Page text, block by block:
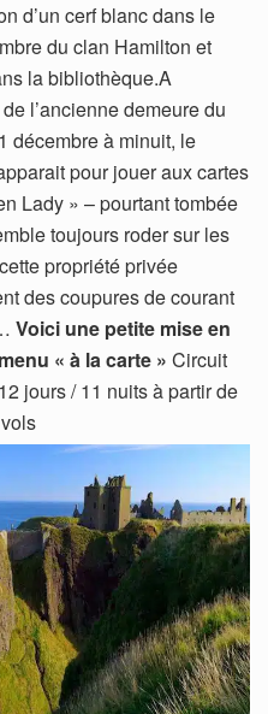
d’un cerf blanc dans le
du clan Hamilton et
la bibliothèque.A
l’ancienne demeure du
décembre à minuit, le
pour jouer aux cartes
Lady » – pourtant tombée
toujours roder sur les
propriété privée
des coupures de courant
Voici une petite mise en
« à la carte » Circuit
jours / 11 nuits à partir de